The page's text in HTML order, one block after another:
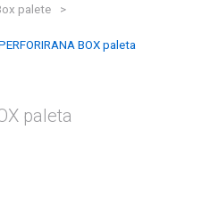
palete
BOX paleta
paleta